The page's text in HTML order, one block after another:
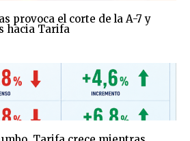
provoca el corte de la A-7 y
hacia Tarifa